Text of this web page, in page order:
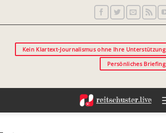
Kein Klartext-Journalismus ohne Ihre Unterstützung
Persönliches Briefing